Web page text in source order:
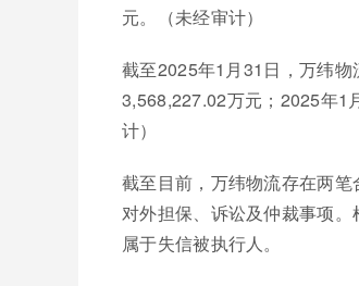
元。（未经审计）
截至2025年1月31日，万纬
3,568,227.02万元；2025年1
计）
截至目前，万纬物流存在两
对外担保、诉讼及仲裁事项
属于失信被执行人。